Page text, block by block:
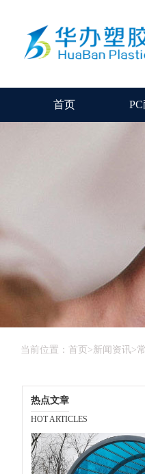
首页
当前位置： 首页 >新闻资讯>
热点文章
HOT ARTICLES